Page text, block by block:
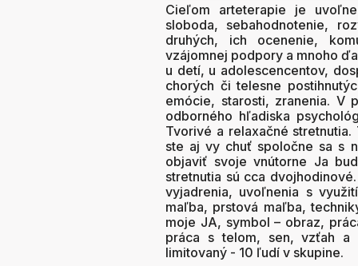
Cieľom arteterapie je
sloboda, sebahodnotenie,
druhých, ich ocenenie,
vzájomnej podpory a mnoho
u detí, u adolescencentov,
chorých či telesne
emócie, starosti, zranenia. V
odborného hľadiska
Tvorivé a relaxačné
ste aj vy chuť spoločne sa s
objaviť svoje vnútorne Ja
stretnutia sú cca
vyjadrenia, uvoľnenia s
maľba, prstová maľba,
moje JA, symbol – obraz,
práca s telom, sen, vzťah a
limitovaný - 10 ľudí v skupine.